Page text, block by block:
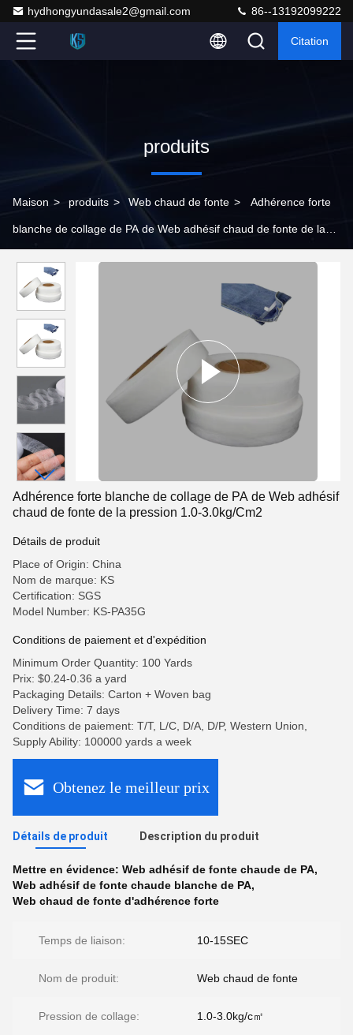
hydhongyundasale2@gmail.com 86--13192099222
Citation
produits
Maison > produits > Web chaud de fonte > Adhérence forte
blanche de collage de PA de Web adhésif chaud de fonte de la
Adhérence forte blanche de collage de PA de Web adhésif
chaud de fonte de la pression 1.0-3.0kg/Cm2
Détails de produit
Place of Origin: China
Nom de marque: KS
Certification: SGS
Model Number: KS-PA35G
Conditions de paiement et d'expédition
Minimum Order Quantity: 100 Yards
Prix: $0.24-0.36 a yard
Packaging Details: Carton + Woven bag
Delivery Time: 7 days
Conditions de paiement: T/T, L/C, D/A, D/P, Western Union,
Supply Ability: 100000 yards a week
Obtenez le meilleur prix
Détails de produit Description du produit
Mettre en évidence: Web adhésif de fonte chaude de PA,
Web adhésif de fonte chaude blanche de PA,
Web chaud de fonte d'adhérence forte
Temps de liaison: 10-15SEC
Nom de produit: Web chaud de fonte
Pression de collage: 1.0-3.0kg/c㎡